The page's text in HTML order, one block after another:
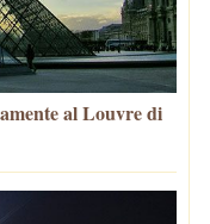
al Louvre di